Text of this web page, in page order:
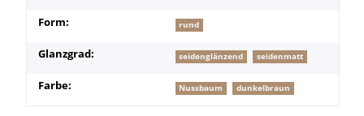
Form: rund
Glanzgrad: seidenglänzend seidenmatt
Farbe: Nussbaum dunkelbraun